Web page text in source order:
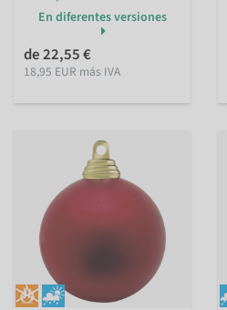
En diferentes versiones
de 22,55 €
18,95 EUR más IVA